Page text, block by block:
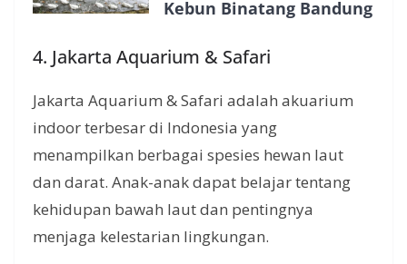
Kebun Binatang Bandung
4. Jakarta Aquarium & Safari
Jakarta Aquarium & Safari adalah akuarium
indoor terbesar di Indonesia yang
menampilkan berbagai spesies hewan laut
dan darat. Anak-anak dapat belajar tentang
kehidupan bawah laut dan pentingnya
menjaga kelestarian lingkungan.